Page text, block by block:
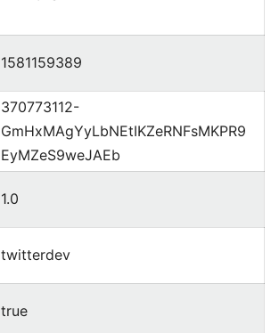
1581159389
370773112-
GmHxMAgYyLbNEtIKZeRNFsMKPR9
EyMZeS9weJAEb
1.0
twitterdev
true